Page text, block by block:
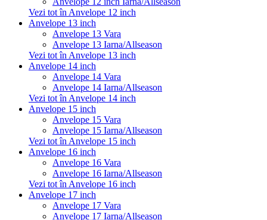
Vezi tot în Anvelope 12 inch
Anvelope 13 inch
Anvelope 13 Vara
Anvelope 13 Iarna/Allseason
Vezi tot în Anvelope 13 inch
Anvelope 14 inch
Anvelope 14 Vara
Anvelope 14 Iarna/Allseason
Vezi tot în Anvelope 14 inch
Anvelope 15 inch
Anvelope 15 Vara
Anvelope 15 Iarna/Allseason
Vezi tot în Anvelope 15 inch
Anvelope 16 inch
Anvelope 16 Vara
Anvelope 16 Iarna/Allseason
Vezi tot în Anvelope 16 inch
Anvelope 17 inch
Anvelope 17 Vara
Anvelope 17 Iarna/Allseason